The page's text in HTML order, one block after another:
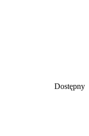
Dostępny